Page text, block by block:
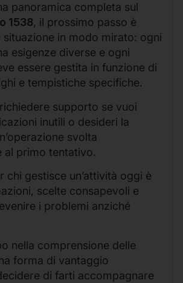
panoramica completa sul
1538, il prossimo passo è
situazione in modo mirato: ogni
esigenze diverse e ogni
essere gestita in funzione di
e tempistiche specifiche.
supporto se vuoi
inutili o desideri la
svolta
al primo tentativo.
chi gestisce un’attività oggi è
scelte consapevoli e
i problemi anziché
nella comprensione delle
forma di vantaggio
di farti accompagnare